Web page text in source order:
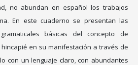
no abundan en español los trabajos
En este cuaderno se presentan las
básicas del concepto de
en su manifestación a través de
con un lenguaje claro, con abundantes